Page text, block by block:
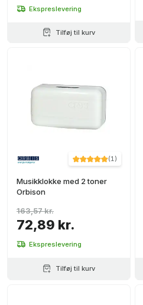
Ekspreslevering
Tilføj til kurv
(1)
Musikklokke med 2 toner
Orbison
72,89 kr.
163,57 kr.
Ekspreslevering
Tilføj til kurv